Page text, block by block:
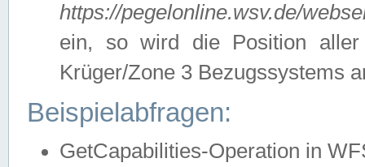
https://pegelonline.wsv.de/
ein, so wird die Position
Krüger/Zone 3 Bezugssystems
Beispielabfragen:
GetCapabilities-Operation in